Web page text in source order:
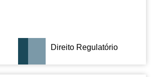
Direito Regulatório